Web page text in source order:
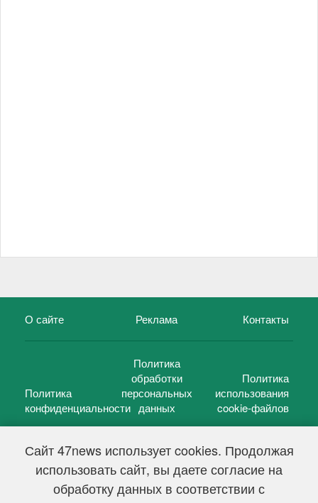
Сайт 47news использует cookies. Продолжая
использовать сайт, вы даете согласие на
обработку данных в соответствии с
О сайте Реклама Контакты
Политика
конфиденциальности
Политика
обработки
персональных
данных
Политика
использования
cookie-файлов
47 новостей (47 news)2005 — 2026 г.
Свидетельство о регистрации СМИ Эл № ФС 77-39848, выдано